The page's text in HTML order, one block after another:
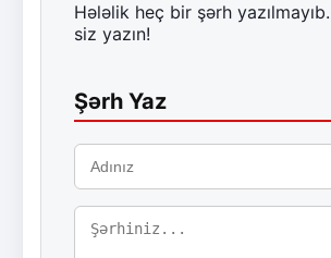
Hələlik heç bir şərh
siz yazın!
Şərh Yaz